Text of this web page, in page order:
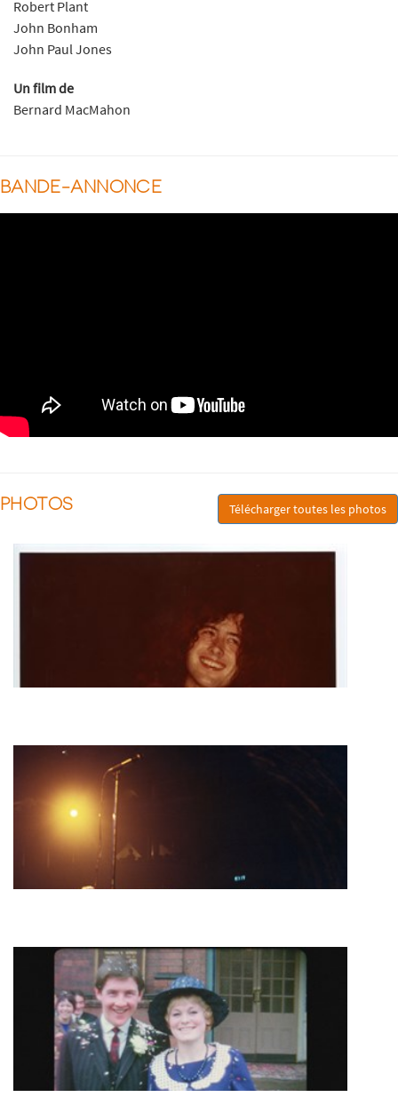
Robert Plant
John Bonham
John Paul Jones
Un film de
Bernard MacMahon
BANDE-ANNONCE
PHOTOS Télécharger toutes les photos